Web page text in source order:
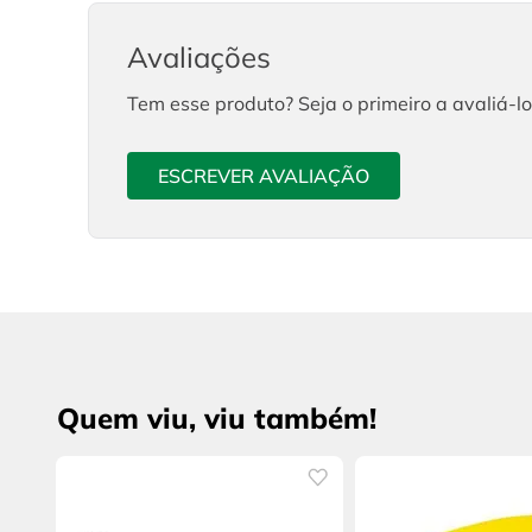
Avaliações
Tem esse produto? Seja o primeiro a avaliá-
ESCREVER AVALIAÇÃO
Quem viu, viu também!